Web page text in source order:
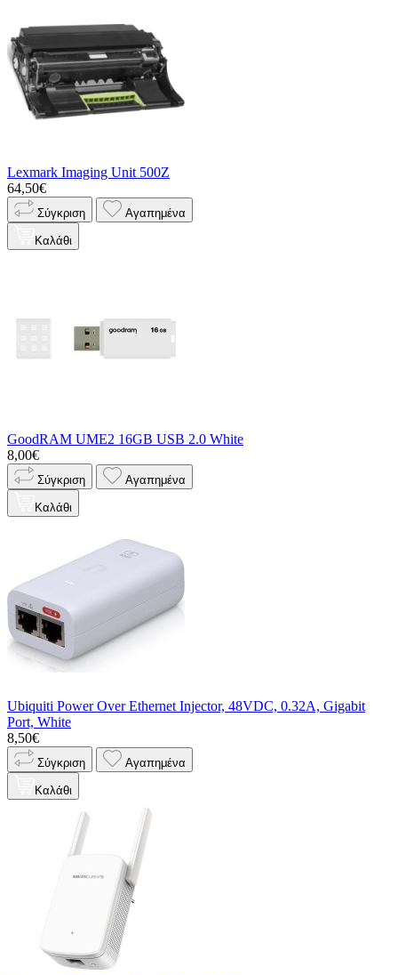
Lexmark Imaging Unit 500Z
64,50€
Σύγκριση Αγαπημένα
Καλάθι
GoodRAM UME2 16GB USB 2.0 White
8,00€
Σύγκριση Αγαπημένα
Καλάθι
Ubiquiti Power Over Ethernet Injector, 48VDC, 0.32A, Gigabit
Port, White
8,50€
Σύγκριση Αγαπημένα
Καλάθι